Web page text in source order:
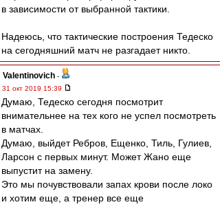
в зависимости от выбранной тактики.
Надеюсь, что тактические построения Тедеско
на сегодняшний матч не разгадает никто.
Valentinovich -
31 окт 2019 15:39
Думаю, Тедеско сегодня посмотрит
внимательнее на тех кого не успел посмотреть
в матчах.
Думаю, выйдет Ребров, Ещенко, Тиль, Гулиев,
Ларсон с первых минут. Может Жано еще
выпустит на замену.
Это мы почувствовали запах крови после локо
и хотим еще, а тренер все еще